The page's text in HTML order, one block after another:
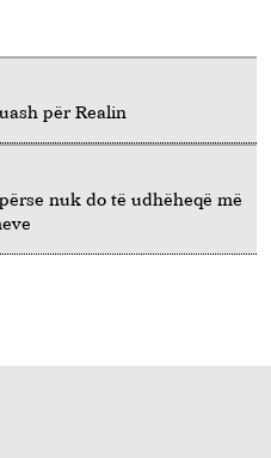
për Realin
nuk do të udhëheqë më